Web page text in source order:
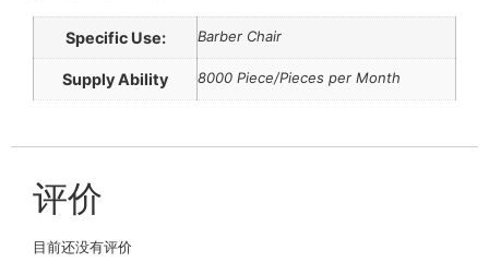
Specific Use: Barber Chair
Supply Ability 8000 Piece/Pieces per Month
评价
目前还没有评价